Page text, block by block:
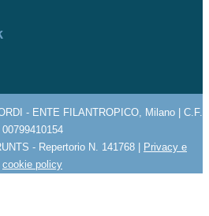
- ENTE FILANTROPICO, Milano | C.F.
00799410154
- Repertorio N. 141768 | Privacy e
cookie policy